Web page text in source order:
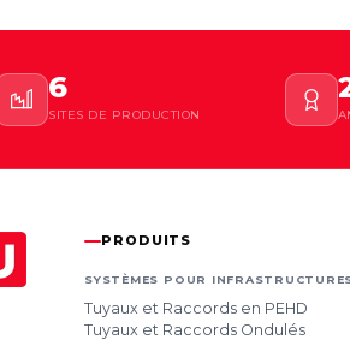
6
SITES DE PRODUCTION
PRODUITS
SYSTÈMES POUR
Tuyaux et Raccords en PEHD
Tuyaux et Raccords Ondulés